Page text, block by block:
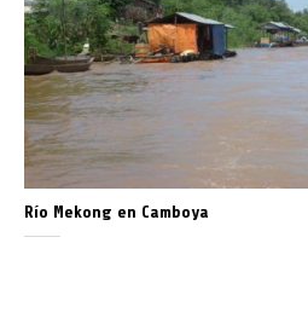
Río Mekong en Camboya